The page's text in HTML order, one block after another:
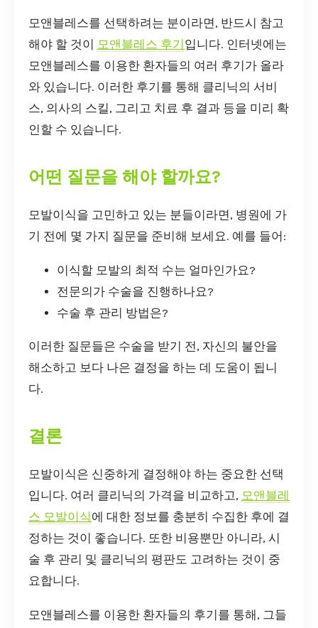
모앤블레스를 선택하려는 분이라면, 반드시 참고
해야 할 것이 모앤블레스 후기 입니다. 인터넷에는
모앤블레스를 이용한 환자들의 여러 후기가 올라
와 있습니다. 이러한 후기를 통해 클리닉의 서비
스, 의사의 스킬, 그리고 치료 후 결과 등을 미리 확
인할 수 있습니다.
어떤 질문을 해야 할까요?
모발이식을 고민하고 있는 분들이라면, 병원에 가
기 전에 몇 가지 질문을 준비해 보세요. 예를 들어:
이식할 모발의 최적 수는 얼마인가요?
전문의가 수술을 진행하나요?
수술 후 관리 방법은?
이러한 질문들은 수술을 받기 전, 자신의 불안을
해소하고 보다 나은 결정을 하는 데 도움이 됩니
다.
결론
모발이식은 신중하게 결정해야 하는 중요한 선택
입니다. 여러 클리닉의 가격을 비교하고, 모앤블레
스 모발이식에 대한 정보를 충분히 수집한 후에 결
정하는 것이 좋습니다. 또한 비용뿐만 아니라, 시
술 후 관리 및 클리닉의 평판도 고려하는 것이 중
요합니다.
모앤블레스를 이용한 환자들의 후기를 통해, 그들